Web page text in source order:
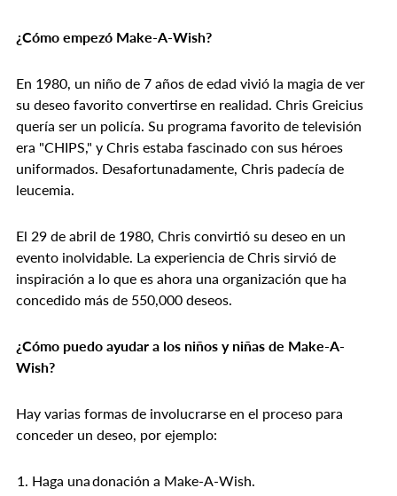
¿Cómo empezó Make-A-Wish?
En 1980, un niño de 7 años de edad vivió la magia de ver
su deseo favorito convertirse en realidad. Chris Greicius
quería ser un policía. Su programa favorito de televisión
era "CHIPS," y Chris estaba fascinado con sus héroes
uniformados. Desafortunadamente, Chris padecía de
leucemia.
El 29 de abril de 1980, Chris convirtió su deseo en un
evento inolvidable. La experiencia de Chris sirvió de
inspiración a lo que es ahora una organización que ha
concedido más de 550,000 deseos.
¿Cómo puedo ayudar a los niños y niñas de Make-A-
Wish?
Hay varias formas de involucrarse en el proceso para
conceder un deseo, por ejemplo:
Haga una donación a Make-A-Wish.